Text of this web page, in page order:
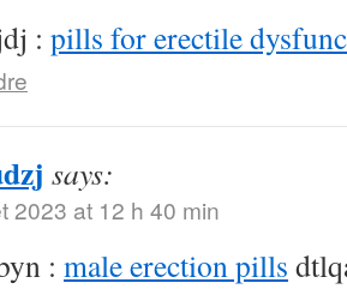
: pills for erectile
says:
2023 at 12 h 40 min
: male erection pills